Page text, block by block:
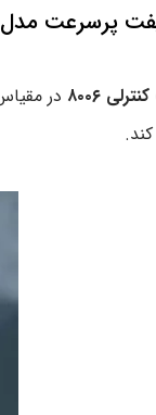
پرسرعت مدل ۸۰۰۶
۸۰۰۶